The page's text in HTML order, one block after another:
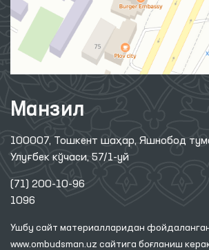
Манзил
100007, Тошкент шаҳар, Яшнобод
Улуғбек кўчаси, 57/1-уй
(71) 200-10-96
1096
Ушбу сайт материалларидан
www.ombudsman.uz сайтига боғланиш